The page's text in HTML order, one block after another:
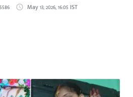
5586 May 13, 2026, 16:05 IST